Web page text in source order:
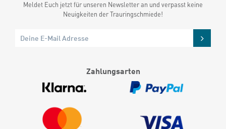
Meldet Euch jetzt für unseren Newsletter an und verpasst keine
Neuigkeiten der Trauringschmiede!
Zahlungsarten